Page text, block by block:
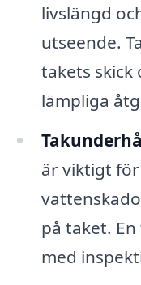
livslängd
utseende.
takets skick
lämpliga
är viktigt
på taket.
med